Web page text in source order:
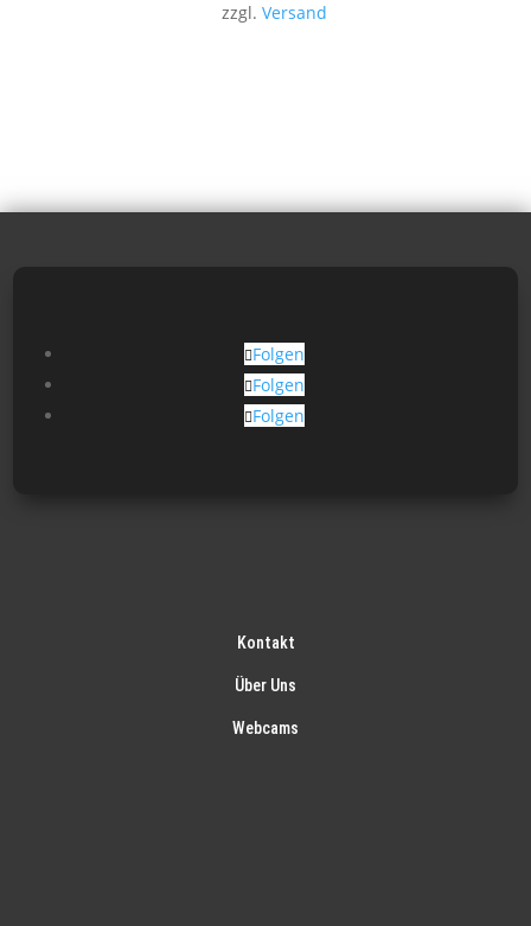
zzgl. Versand
Folgen
Folgen
Folgen
Kontakt
Über Uns
Webcams